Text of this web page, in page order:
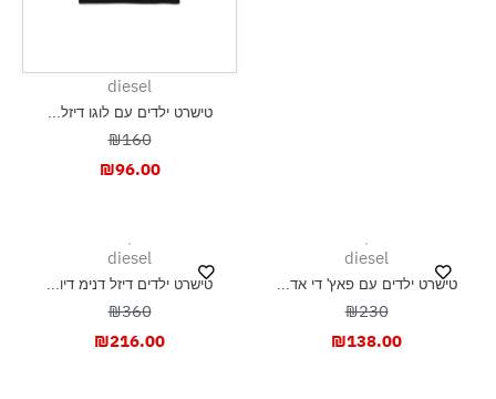
diesel
טישרט ילדים עם לוגו דיזל...
₪160
₪96.00
diesel
טישרט ילדים עם פאץ' די אד...
₪230
₪138.00
diesel
טישרט ילדים דיזל דנימ דיו...
₪360
₪216.00